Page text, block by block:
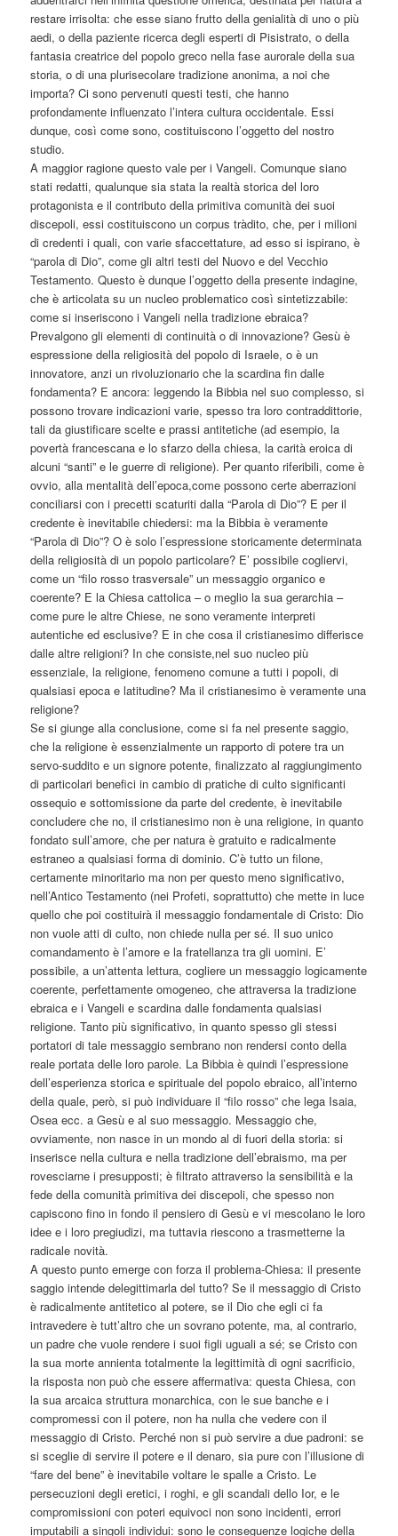
restare irrisolta: che esse siano frutto della genialità di uno o più
aedi, o della paziente ricerca degli esperti di Pisistrato, o della
fantasia creatrice del popolo greco nella fase aurorale della sua
storia, o di una plurisecolare tradizione anonima, a noi che
importa? Ci sono pervenuti questi testi, che hanno
profondamente influenzato l’intera cultura occidentale. Essi
dunque, così come sono, costituiscono l’oggetto del nostro
studio.
A maggior ragione questo vale per i Vangeli. Comunque siano
stati redatti, qualunque sia stata la realtà storica del loro
protagonista e il contributo della primitiva comunità dei suoi
discepoli, essi costituiscono un corpus tràdito, che, per i milioni
di credenti i quali, con varie sfaccettature, ad esso si ispirano, è
“parola di Dio”, come gli altri testi del Nuovo e del Vecchio
Testamento. Questo è dunque l’oggetto della presente indagine,
che è articolata su un nucleo problematico così sintetizzabile:
come si inseriscono i Vangeli nella tradizione ebraica?
Prevalgono gli elementi di continuità o di innovazione? Gesù è
espressione della religiosità del popolo di Israele, o è un
innovatore, anzi un rivoluzionario che la scardina fin dalle
fondamenta? E ancora: leggendo la Bibbia nel suo complesso, si
possono trovare indicazioni varie, spesso tra loro contraddittorie,
tali da giustificare scelte e prassi antitetiche (ad esempio, la
povertà francescana e lo sfarzo della chiesa, la carità eroica di
alcuni “santi” e le guerre di religione). Per quanto riferibili, come è
ovvio, alla mentalità dell’epoca,come possono certe aberrazioni
conciliarsi con i precetti scaturiti dalla “Parola di Dio”? E per il
credente è inevitabile chiedersi: ma la Bibbia è veramente
“Parola di Dio”? O è solo l’espressione storicamente determinata
della religiosità di un popolo particolare? E’ possibile cogliervi,
come un “filo rosso trasversale” un messaggio organico e
coerente? E la Chiesa cattolica – o meglio la sua gerarchia –
come pure le altre Chiese, ne sono veramente interpreti
autentiche ed esclusive? E in che cosa il cristianesimo differisce
dalle altre religioni? In che consiste,nel suo nucleo più
essenziale, la religione, fenomeno comune a tutti i popoli, di
qualsiasi epoca e latitudine? Ma il cristianesimo è veramente una
religione?
Se si giunge alla conclusione, come si fa nel presente saggio,
che la religione è essenzialmente un rapporto di potere tra un
servo-suddito e un signore potente, finalizzato al raggiungimento
di particolari benefici in cambio di pratiche di culto significanti
ossequio e sottomissione da parte del credente, è inevitabile
concludere che no, il cristianesimo non è una religione, in quanto
fondato sull’amore, che per natura è gratuito e radicalmente
estraneo a qualsiasi forma di dominio. C’è tutto un filone,
certamente minoritario ma non per questo meno significativo,
nell’Antico Testamento (nei Profeti, soprattutto) che mette in luce
quello che poi costituirà il messaggio fondamentale di Cristo: Dio
non vuole atti di culto, non chiede nulla per sé. Il suo unico
comandamento è l’amore e la fratellanza tra gli uomini. E’
possibile, a un’attenta lettura, cogliere un messaggio logicamente
coerente, perfettamente omogeneo, che attraversa la tradizione
ebraica e i Vangeli e scardina dalle fondamenta qualsiasi
religione. Tanto più significativo, in quanto spesso gli stessi
portatori di tale messaggio sembrano non rendersi conto della
reale portata delle loro parole. La Bibbia è quindi l’espressione
dell’esperienza storica e spirituale del popolo ebraico, all’interno
della quale, però, si può individuare il “filo rosso” che lega Isaia,
Osea ecc. a Gesù e al suo messaggio. Messaggio che,
ovviamente, non nasce in un mondo al di fuori della storia: si
inserisce nella cultura e nella tradizione dell’ebraismo, ma per
rovesciarne i presupposti; è filtrato attraverso la sensibilità e la
fede della comunità primitiva dei discepoli, che spesso non
capiscono fino in fondo il pensiero di Gesù e vi mescolano le loro
idee e i loro pregiudizi, ma tuttavia riescono a trasmetterne la
radicale novità.
A questo punto emerge con forza il problema-Chiesa: il presente
saggio intende delegittimarla del tutto? Se il messaggio di Cristo
è radicalmente antitetico al potere, se il Dio che egli ci fa
intravedere è tutt’altro che un sovrano potente, ma, al contrario,
un padre che vuole rendere i suoi figli uguali a sé; se Cristo con
la sua morte annienta totalmente la legittimità di ogni sacrificio,
la risposta non può che essere affermativa: questa Chiesa, con
la sua arcaica struttura monarchica, con le sue banche e i
compromessi con il potere, non ha nulla che vedere con il
messaggio di Cristo. Perché non si può servire a due padroni: se
si sceglie di servire il potere e il denaro, sia pure con l’illusione di
“fare del bene” è inevitabile voltare le spalle a Cristo. Le
persecuzioni degli eretici, i roghi, e gli scandali dello Ior, e le
compromissioni con poteri equivoci non sono incidenti, errori
imputabili a singoli individui: sono le conseguenze logiche della